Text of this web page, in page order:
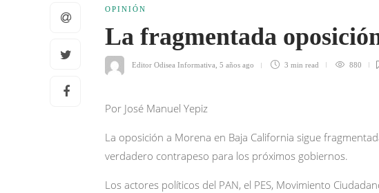
OPINIÓN
La fragmentada
Editor Odisea Informativa 5 años ago 3 min read 880
Por José Manuel Yepiz
La oposición a Morena en Baja California sigue
verdadero contrapeso para los próximos gobiernos.
Los actores políticos del PAN, el PES, Movimiento